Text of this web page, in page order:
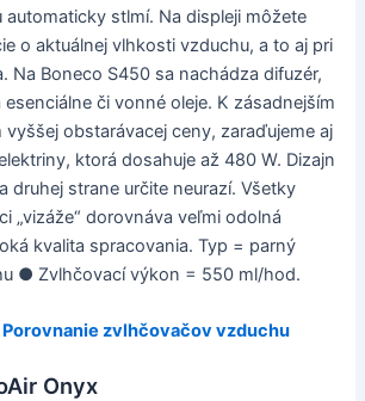
automaticky stlmí. Na displeji môžete
o aktuálnej vlhkosti vzduchu, a to aj pri
Na Boneco S450 sa nachádza difuzér,
či vonné oleje. K zásadnejším
vyššej obstarávacej ceny, zaraďujeme aj
ktorá dosahuje až 480 W. Dizajn
druhej strane určite neurazí. Všetky
„vizáže“ dorovnáva veľmi odolná
kvalita spracovania. Typ = parný
● Zvlhčovací výkon = 550 ml/hod.
Porovnanie zvlhčovačov vzduchu
Onyx